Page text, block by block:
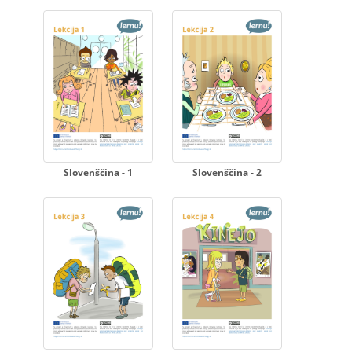
Slovenščina - 1 Slovenščina - 2